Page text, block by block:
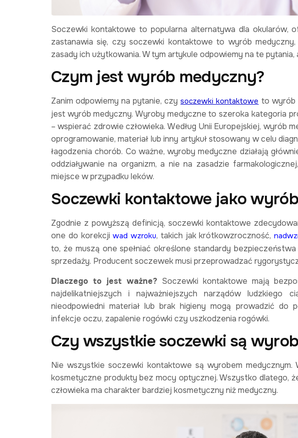
Soczewki kontaktowe to popularna alternatywa dla okularów,
zastanawia się, czy soczewki kontaktowe to wyrób
zasady ich użytkowania. W tym artykule odpowiemy na te
Czym jest wyrób medyczny?
Zanim odpowiemy na pytanie, czysoczewki kontaktowe to wyrób
jest wyrób medyczny. Wyroby medyczne to szeroka kategoria
– wspierać zdrowie człowieka. Według Unii Europejskiej, wyrób
oprogramowanie, materiał lub inny artykuł stosowany w celu
łagodzenia chorób. Co ważne, wyroby medyczne działają
oddziaływanie na organizm, a nie na zasadzie
miejsce w przypadku leków.
Soczewki kontaktowe jako
Zgodnie z powyższą definicją, soczewki kontaktowe
one do korekcjiwad wzroku, takich jak krótkowzroczność,
to, że muszą one spełniać określone standardy
sprzedaży. Producent soczewek musi przeprowadzać
Dlaczego to jest ważne? Soczewki kontaktowe mają
najdelikatniejszych i najważniejszych narządów ludzkiego
nieodpowiedni materiał lub brak higieny mogą prowadzić do
infekcje oczu, zapalenie rogówki czy uszkodzenia rogówki.
Czy wszystkie soczewki są
Nie wszystkie soczewki kontaktowe są wyrobem
kosmetyczne produkty bez mocy optycznej. Wszystko dlatego,
człowieka ma charakter bardziej kosmetyczny niż medyczny.